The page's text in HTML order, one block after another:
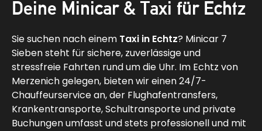
Deine Minicar & Taxi für Echtz
Sie suchen nach einem Taxi in Echtz? Minicar 7
Sieben steht für sichere, zuverlässige und
stressfreie Fahrten rund um die Uhr. Im Echtz von
Merzenich gelegen, bieten wir einen 24/7-
Chauffeurservice an, der Flughafentransfers,
Krankentransporte, Schultransporte und private
Buchungen umfasst und stets professionell und mit